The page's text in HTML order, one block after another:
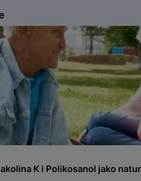
K i Polikosanol jako